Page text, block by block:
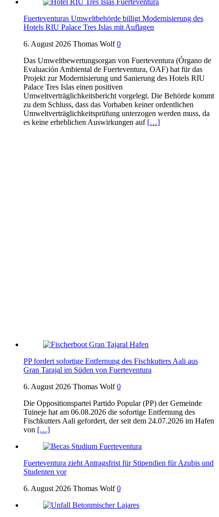
Fuerteventuras Umweltbehörde billigt Modernisierung des
Hotels RIU Palace Tres Islas mit Auflagen
6. August 2026 Thomas Wolf 0
Das Umweltbewertungsorgan von Fuerteventura (Órgano de
Evaluación Ambiental de Fuerteventura, OAF) hat für das
Projekt zur Modernisierung und Sanierung des Hotels RIU
Palace Tres Islas einen positiven
Umweltverträglichkeitsbericht vorgelegt. Die Behörde kommt
zu dem Schluss, dass das Vorhaben keiner ordentlichen
Umweltverträglichkeitsprüfung unterzogen werden muss, da
es keine erheblichen Auswirkungen auf […]
PP fordert sofortige Entfernung des Fischkutters Aali aus
Gran Tarajal im Süden von Fuerteventura
6. August 2026 Thomas Wolf 0
Die Oppositionspartei Partido Popular (PP) der Gemeinde
Tuineje hat am 06.08.2026 die sofortige Entfernung des
Fischkutters Aali gefordert, der seit dem 24.07.2026 im Hafen
von […]
Fuerteventura zieht Antragsfrist für Stipendien für Azubis und
Studenten vor
6. August 2026 Thomas Wolf 0